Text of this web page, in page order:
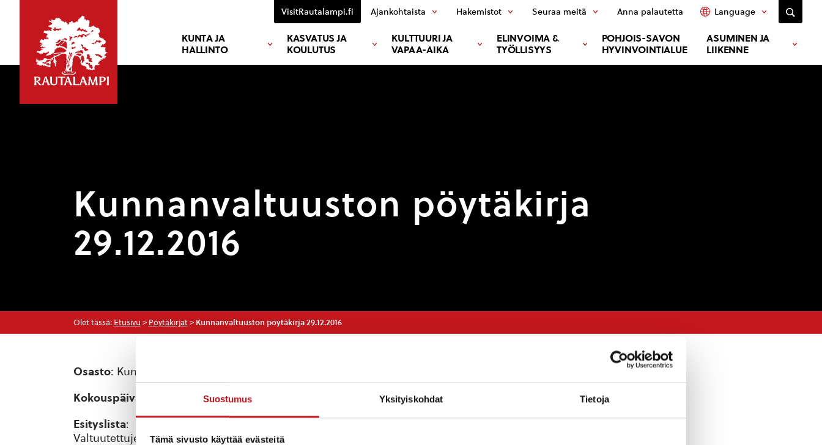
Suostumus Yksityiskohdat Tietoja
Tämä sivusto käyttää evästeitä
KUNTA JA
HALLINTO
KASVATUS JA
KOULUTUS
KULTTUURI JA
VAPAA-AIKA
ELINVOIMA &
TYÖLLISYYS
POHJOIS-SAVON
HYVINVOINTIALUE
ASUMINEN JA
LIIKENNE
VisitRautalampi.fi Ajankohtaista Hakemistot Seuraa meitä Anna palautetta Language
Kunnanvaltuuston pöytäkirja
29.12.2016
Olet tässä: Etusivu > Pöytäkirjat> Kunnanvaltuuston pöytäkirja 29.12.2016
Osasto: Kunnanvaltuusto
Kokouspäivä
Esityslista:
Valtuutettujen esteet ja varajäsenten kutsuminen